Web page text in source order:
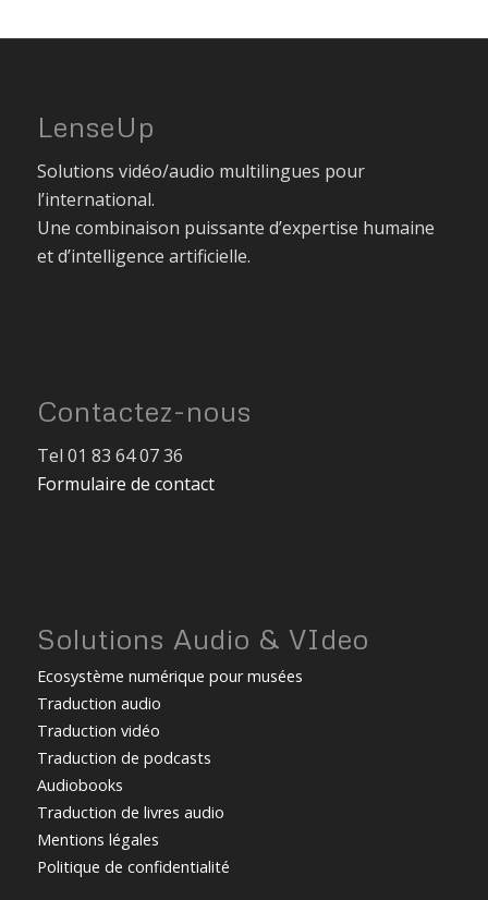
LenseUp
Solutions vidéo/audio multilingues pour
l’international.
Une combinaison puissante d’expertise humaine
et d’intelligence artificielle.
Contactez-nous
Tel 01 83 64 07 36
Formulaire de contact
Solutions Audio & VIdeo
Ecosystème numérique pour musées
Traduction audio
Traduction vidéo
Traduction de podcasts
Audiobooks
Traduction de livres audio
Mentions légales
Politique de confidentialité